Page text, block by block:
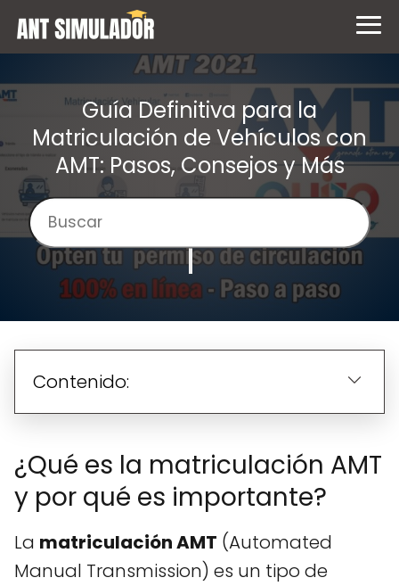
Guía Definitiva para la
Matriculación de Vehículos con
AMT: Pasos, Consejos y Más
Contenido:
¿Qué es la matriculación AMT
y por qué es importante?
La matriculación AMT (Automated
Manual Transmission) es un tipo de